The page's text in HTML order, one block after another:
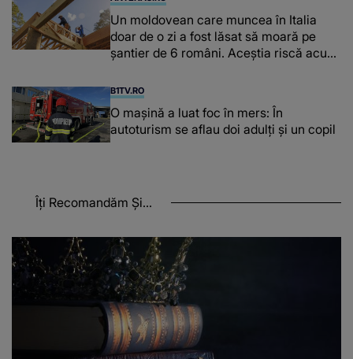
Un moldovean care muncea în Italia
doar de o zi a fost lăsat să moară pe
şantier de 6 români. Aceștia riscă acum
B1TV.RO
O maşină a luat foc în mers: În
autoturism se aflau doi adulți și un copil
Îți Recomandăm Și...